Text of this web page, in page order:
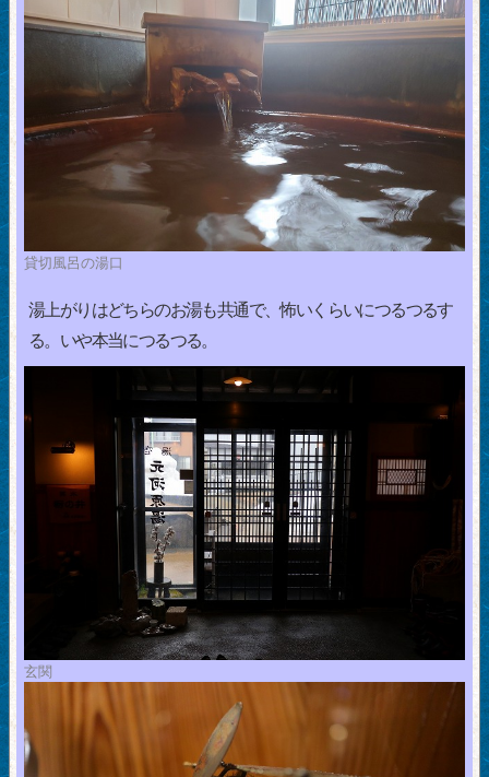
貸切風呂の湯口
湯上がりはどちらのお湯も共通で、怖いくらいにつるつるす
る。いや本当につるつる。
玄関